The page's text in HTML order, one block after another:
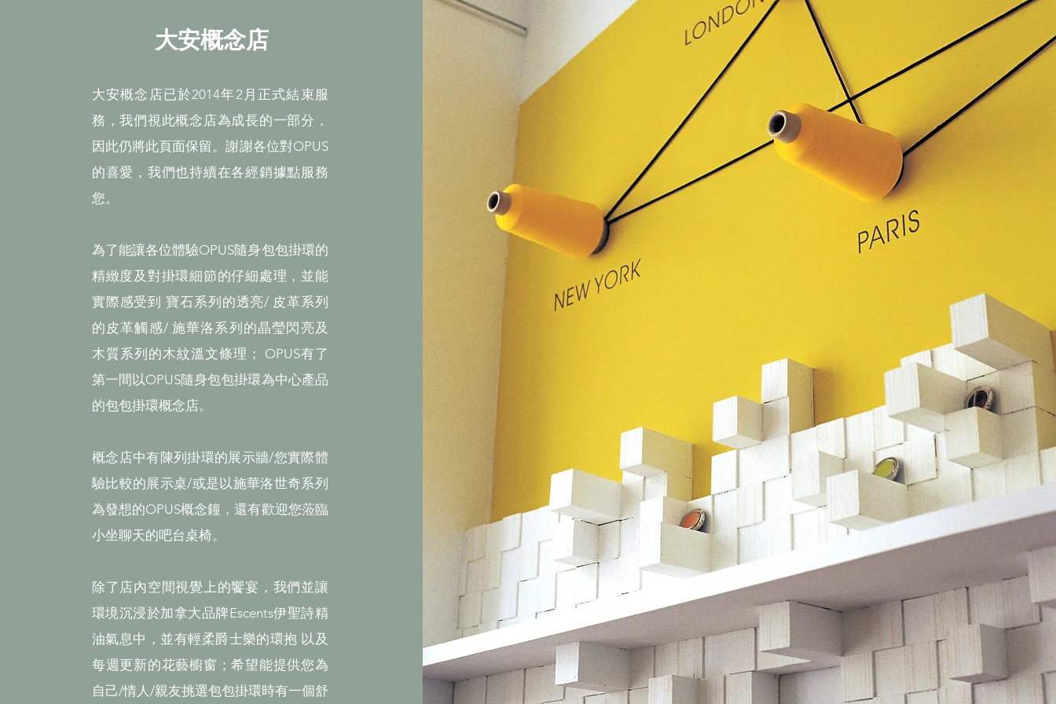
大安概念店
大安概念店已於2014年2月正式結束服
務，我們視此概念店為成長的一部分，
因此仍將此頁面保留。謝謝各位對OPUS
的喜愛，我們也持續在各經銷據點服務
您。
為了能讓各位體驗OPUS隨身包包掛環的
精緻度及對掛環細節的仔細處理，並能
實際感受到 寶石系列的透亮/ 皮革系列
的皮革觸感/ 施華洛系列的晶瑩閃亮及
木質系列的木紋溫文條理； OPUS有了
第一間以OPUS隨身包包掛環為中心產品
的包包掛環概念店。
概念店中有陳列掛環的展示牆/您實際體
驗比較的展示桌/或是以施華洛世奇系列
為發想的OPUS概念鐘，還有歡迎您蒞臨
小坐聊天的吧台桌椅。
除了店內空間視覺上的饗宴，我們並讓
環境沉浸於加拿大品牌Escents伊聖詩精
油氣息中，並有輕柔爵士樂的環抱 以及
每週更新的花藝櫥窗；希望能提供您為
自己/情人/親友挑選包包掛環時有一個舒